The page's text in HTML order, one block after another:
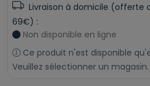
Livraison à domicile (offerte
69€) :
Non disponible en ligne
Ce produit n'est disponible
Veuillez sélectionner un magasin.